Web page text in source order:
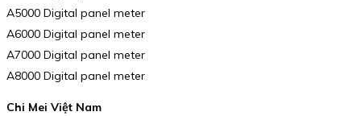
A5000 Digital panel meter
A6000 Digital panel meter
A7000 Digital panel meter
A8000 Digital panel meter
Chi Mei Việt Nam